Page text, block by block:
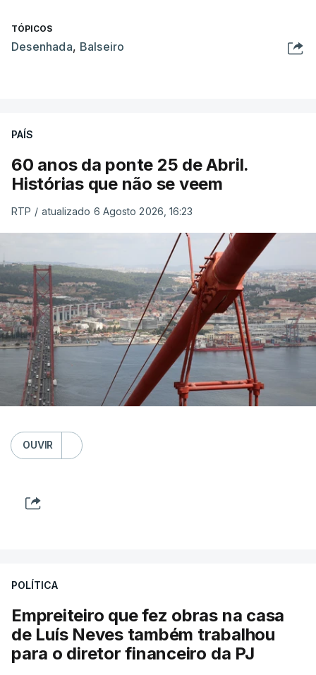
TÓPICOS
Desenhada, Balseiro
PAÍS
60 anos da ponte 25 de Abril.
Histórias que não se veem
RTP / atualizado 6 Agosto 2026, 16:23
OUVIR
POLÍTICA
Empreiteiro que fez obras na casa
de Luís Neves também trabalhou
para o diretor financeiro da PJ